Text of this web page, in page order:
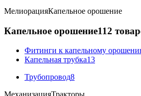
МелиорацияКапельное орошение
Капельное орошение112
Фитинги к капельному
Капельная трубка13
Трубопровод8